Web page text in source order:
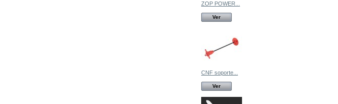
ZOP POWER...
Ver
CNF soporte...
Ver